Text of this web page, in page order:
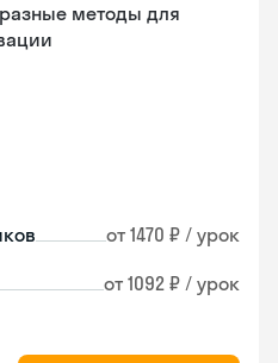
методы для
от 1470 ₽ / урок
от 1092 ₽ / урок